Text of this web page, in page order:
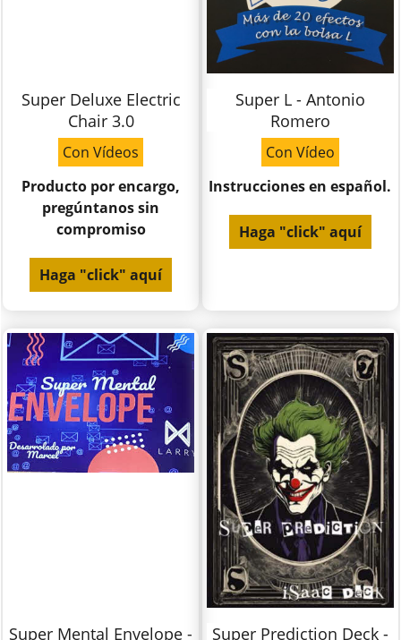
Super Deluxe Electric
Chair 3.0
Con Vídeos
Producto por encargo,
pregúntanos sin
compromiso
Haga "click" aquí
Super L - Antonio
Romero
Con Vídeo
Instrucciones en español.
Haga "click" aquí
Super Mental Envelope -
Super Prediction Deck -